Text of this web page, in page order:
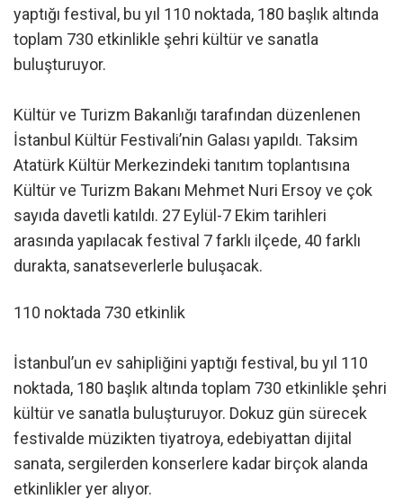
yaptığı festival, bu yıl 110 noktada, 180 başlık altında
toplam 730 etkinlikle şehri kültür ve sanatla
buluşturuyor.
Kültür ve Turizm Bakanlığı tarafından düzenlenen
İstanbul Kültür Festivali’nin Galası yapıldı. Taksim
Atatürk Kültür Merkezindeki tanıtım toplantısına
Kültür ve Turizm Bakanı Mehmet Nuri Ersoy ve çok
sayıda davetli katıldı. 27 Eylül-7 Ekim tarihleri
arasında yapılacak festival 7 farklı ilçede, 40 farklı
durakta, sanatseverlerle buluşacak.
110 noktada 730 etkinlik
İstanbul’un ev sahipliğini yaptığı festival, bu yıl 110
noktada, 180 başlık altında toplam 730 etkinlikle şehri
kültür ve sanatla buluşturuyor. Dokuz gün sürecek
festivalde müzikten tiyatroya, edebiyattan dijital
sanata, sergilerden konserlere kadar birçok alanda
etkinlikler yer alıyor.